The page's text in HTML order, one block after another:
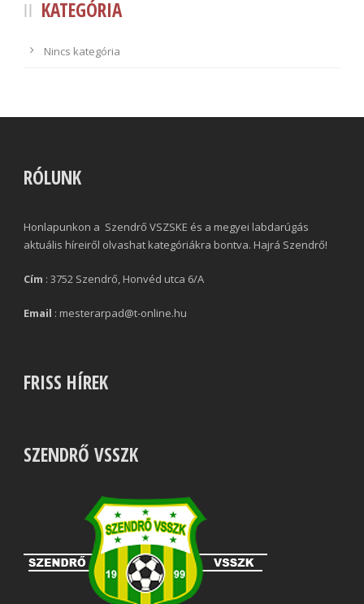
KATEGÓRIA
Nincs kategória
RÓLUNK
Honlapunkon a Szendrő VSZSKE és a megyei labdarúgás
aktuális híreiről olvashat kategóriákra bontva. Hajrá Szendrő!
Cím : 3752 Szendrő, Honvéd utca 6/A
Email : mesterarpad@t-online.hu
FRISS HÍREK
SZENDRŐ VSSZK